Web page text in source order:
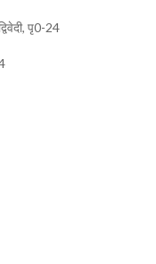
पृ0-24